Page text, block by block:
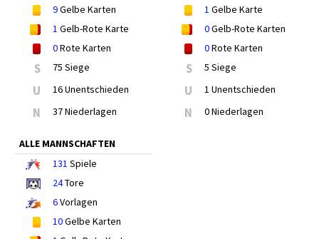
9Gelbe Karten
1 Gelb-Rote Karte
0Rote Karten
S 75 Siege
U 16 Unentschieden
N 37 Niederlagen
1 Gelbe Karte
0Gelb-Rote Karten
0Rote Karten
S 5 Siege
U 1 Unentschieden
N 0 Niederlagen
ALLE MANNSCHAFTEN
131 Spiele
24Tore
6Vorlagen
10Gelbe Karten